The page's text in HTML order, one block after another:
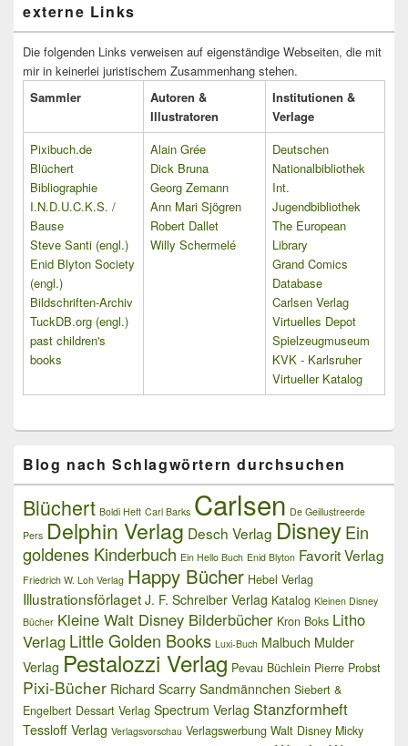
externe Links
Die folgenden Links verweisen auf eigenständige Webseiten, die mit
mir in keinerlei juristischem Zusammenhang stehen.
Sammler
Autoren &
Illustratoren
Institutionen &
Verlage
Pixibuch.de
Blüchert
Bibliographie
I.N.D.U.C.K.S. /
Bause
Steve Santi (engl.)
Enid Blyton Society
(engl.)
Bildschriften-Archiv
TuckDB.org (engl.)
past children's
books
Alain Grée
Dick Bruna
Georg Zemann
Ann Mari Sjögren
Robert Dallet
Willy Schermelé
Deutschen
Nationalbibliothek
Int.
Jugendbibliothek
The European
Library
Grand Comics
Database
Carlsen Verlag
Virtuelles Depot
Spielzeugmuseum
KVK - Karlsruher
Virtueller Katalog
Blog nach Schlagwörtern durchsuchen
Blüchert Boldi Heft Carl Barks Carlsen De Geillustreerde
Pers Delphin Verlag Desch Verlag DisneyEin
goldenes Kinderbuch Ein Hello Buch Enid Blyton Favorit Verlag
Friedrich W. Loh Verlag Happy Bücher Hebel Verlag
Illustrationsförlaget J. F. Schreiber Verlag Katalog Kleinen Disney
Bücher Kleine Walt Disney Bilderbücher Kron Boks Litho
Verlag Little Golden Books Luxi-Buch Malbuch Mulder
Verlag Pestalozzi Verlag Pevau Büchlein Pierre Probst
Pixi-Bücher Richard Scarry Sandmännchen Siebert &
Engelbert Dessart Verlag Spectrum Verlag Stanzformheft
Tessloff Verlag Verlagsvorschau Verlagswerbung Walt Disney Micky